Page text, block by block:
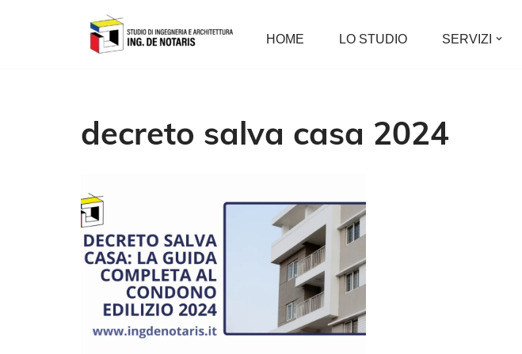
HOME LO STUDIO SERVIZI
decreto salva casa 2024